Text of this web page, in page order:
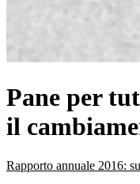
Pane per
il
Rapporto annuale 2016: